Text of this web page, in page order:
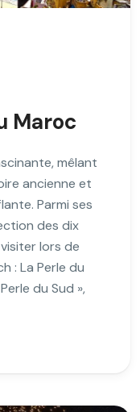
Maroc
mêlant
ancienne et
Parmi ses
des dix
lors de
: La Perle du
du Sud »,